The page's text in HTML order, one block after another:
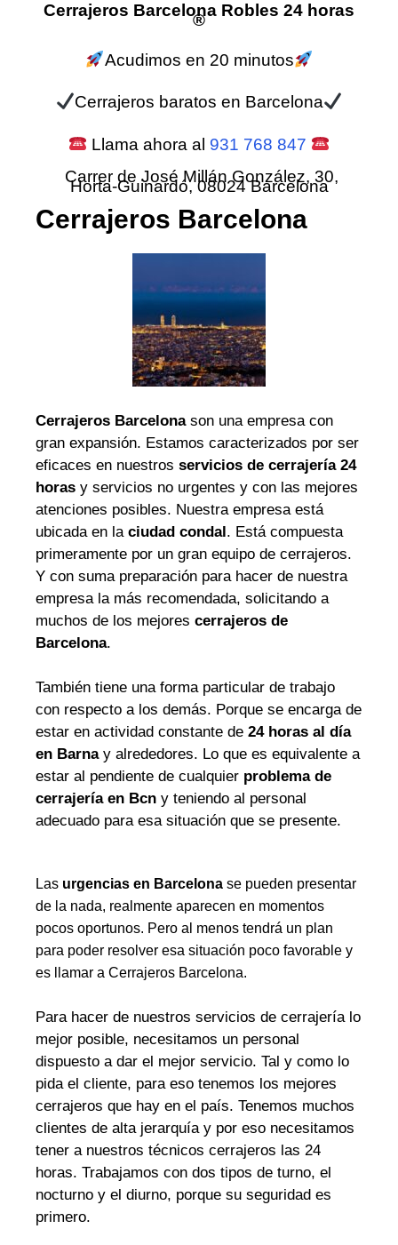
Cerrajeros Barcelona Robles 24 horas
®
Acudimos en 20 minutos
Cerrajeros baratos en Barcelona
Llama ahora al 931 768 847
Carrer de José Millán González, 30,
Horta-Guinardó, 08024 Barcelona
Cerrajeros Barcelona
Cerrajeros Barcelonason una empresa con
gran expansión. Estamos caracterizados por ser
eficaces en nuestros servicios de cerrajería 24
horas y servicios no urgentes y con las mejores
atenciones posibles. Nuestra empresa está
ubicada en laciudad condal. Está compuesta
primeramente por un gran equipo de cerrajeros.
Y con suma preparación para hacer de nuestra
empresa la más recomendada, solicitando a
muchos de los mejores cerrajeros de
Barcelona.
También tiene una forma particular de trabajo
con respecto a los demás. Porque se encarga de
estar en actividad constante de 24 horas al día
en Barnay alrededores. Lo que es equivalente a
estar al pendiente de cualquier problema de
cerrajería en Bcn y teniendo al personal
adecuado para esa situación que se presente.
Las urgencias en Barcelona se pueden presentar
de la nada, realmente aparecen en momentos
pocos oportunos. Pero al menos tendrá un plan
para poder resolver esa situación poco favorable y
es llamar a Cerrajeros Barcelona.
Para hacer de nuestros servicios de cerrajería lo
mejor posible, necesitamos un personal
dispuesto a dar el mejor servicio. Tal y como lo
pida el cliente, para eso tenemos los mejores
cerrajeros que hay en el país. Tenemos muchos
clientes de alta jerarquía y por eso necesitamos
tener a nuestros técnicos cerrajeros las 24
horas. Trabajamos con dos tipos de turno, el
nocturno y el diurno, porque su seguridad es
primero.